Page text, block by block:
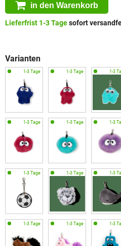
in den Warenkorb
Lieferfrist 1-3 Tagesofort
Varianten